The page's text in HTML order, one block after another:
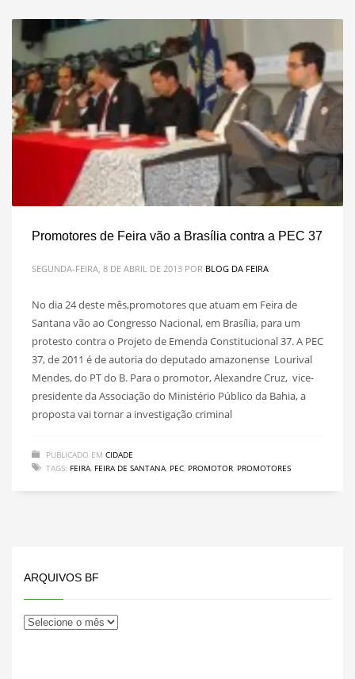
Promotores de Feira vão a Brasília contra a PEC 37
SEGUNDA-FEIRA, 8 DE ABRIL DE 2013 POR BLOG DA FEIRA
No dia 24 deste mês,promotores que atuam em Feira de
Santana vão ao Congresso Nacional, em Brasília, para um
protesto contra o Projeto de Emenda Constitucional 37. A PEC
37, de 2011 é de autoria do deputado amazonense Lourival
Mendes, do PT do B. Para o promotor, Alexandre Cruz, vice-
presidente da Associação do Ministério Público da Bahia, a
proposta vai tornar a investigação criminal
PUBLICADO EM CIDADE
TAGS: FEIRA, FEIRA DE SANTANA, PEC, PROMOTOR, PROMOTORES
ARQUIVOS BF